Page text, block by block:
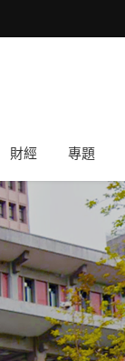
財經 專題